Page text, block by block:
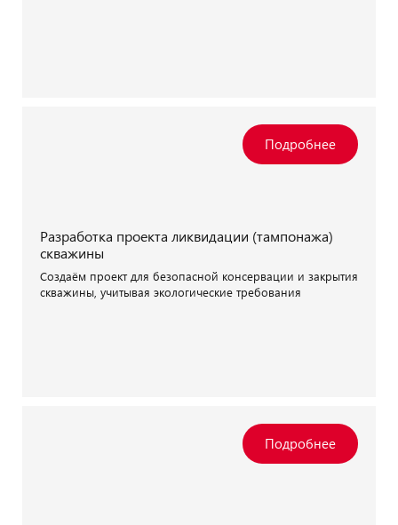
Разработка проекта ликвидации (тампонажа)
скважины
Создаём проект для безопасной консервации и закрытия
скважины, учитывая экологические требования